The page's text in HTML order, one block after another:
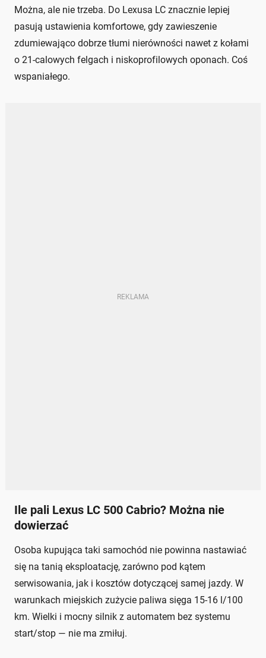
Można, ale nie trzeba. Do Lexusa LC znacznie lepiej
pasują ustawienia komfortowe, gdy zawieszenie
zdumiewająco dobrze tłumi nierówności nawet z kołami
o 21-calowych felgach i niskoprofilowych oponach. Coś
wspaniałego.
Ile pali Lexus LC 500 Cabrio? Można nie
dowierzać
Osoba kupująca taki samochód nie powinna nastawiać
się na tanią eksploatację, zarówno pod kątem
serwisowania, jak i kosztów dotyczącej samej jazdy. W
warunkach miejskich zużycie paliwa sięga 15-16 l/100
km. Wielki i mocny silnik z automatem bez systemu
start/stop — nie ma zmiłuj.